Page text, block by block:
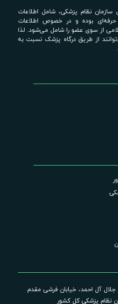
سازمان نظام پزشکی، شامل اطلاعات
بوده و در خصوص اطلاعات
از سوی عضو را شامل می‌شود. لذا
از طریق درگاه پزشک نسبت به
جلال آل احمد، خیابان فرشی مقدم